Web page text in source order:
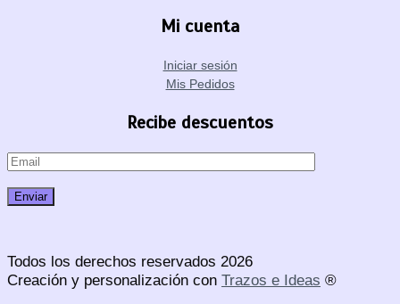
Mi cuenta
Iniciar sesión
Mis Pedidos
Recibe descuentos
Todos los derechos reservados 2026
Creación y personalización con Trazos e Ideas ®